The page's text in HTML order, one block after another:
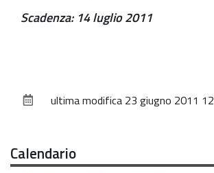
Scadenza: 14 luglio 2011
documentoultima modifica 23 giugno 2011
Calendario